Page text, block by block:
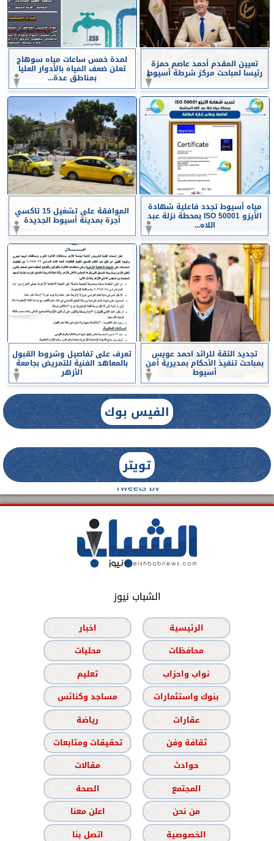
تعيين المقدم أحمد عاصم حمزة
رئيسا لمباحث مركز شرطة أسيوط
لمدة خمس ساعات مياه سوهاج
تعلن ضعف المياه بالأدوار العليا
بمناطق عدة...
مياه أسيوط تجدد فاعلية شهادة
الأيزو ISO 50001 بمحطة نزلة عبد
اللاه...
الموافقة على تشغيل 15 تاكسي
أجرة بمدينة أسيوط الجديدة
تجديد الثقة للرائد احمد عويس
بمباحث تنفيذ الأحكام بمديرية أمن
أسيوط
تعرف على تفاصيل وشروط القبول
بالمعاهد الفنية للتمريض بجامعة
الأزهر
الفيس بوك
تويتر
Tweets by
الشباب نيوز
الرئيسية
اخبار
محافظات
محليات
نواب واحزاب
تعليم
بنوك واستثمارات
مساجد وكنائس
عقارات
رياضة
ثقافة وفن
تحقيقات ومتابعات
حوادث
مقالات
المجتمع
الصحة
من نحن
اعلن معنا
الخصوصية
اتصل بنا